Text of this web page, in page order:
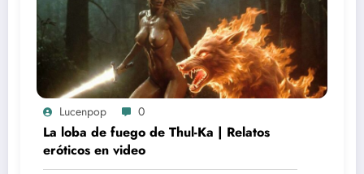
Lucenpop 0
La loba de fuego de Thul-Ka | Relatos
eróticos en video